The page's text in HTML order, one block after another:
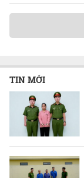
TIN MỚI